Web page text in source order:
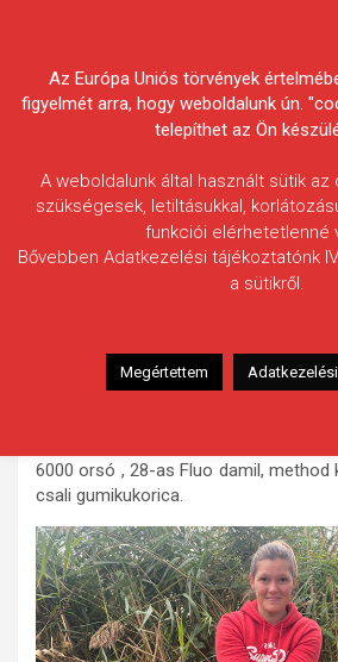
Egyesületek
Fodor-Pető Boglárka
Halfaj: Ezüstkárász
Fogott hal adatai: 1,2 kg / 31 cm
6000 orsó , 28-as Fluo damil, method
csali gumikukorica.
Az Európa Uniós törvények
figyelmét arra, hogy weboldalunk ún.
telepíthet az Ön
A weboldalunk által használt sütik
szükségesek, letiltásukkal,
funkciói elérhetetlenné
Bővebben Adatkezelési tájékoztatónk
a sütikről.
Megértettem